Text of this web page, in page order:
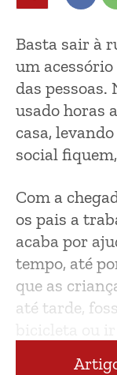
Basta sair à
um
das pessoas.
usado horas
casa,
social
Com a
os pais a
acaba por
tempo, até
que as
até tarde,